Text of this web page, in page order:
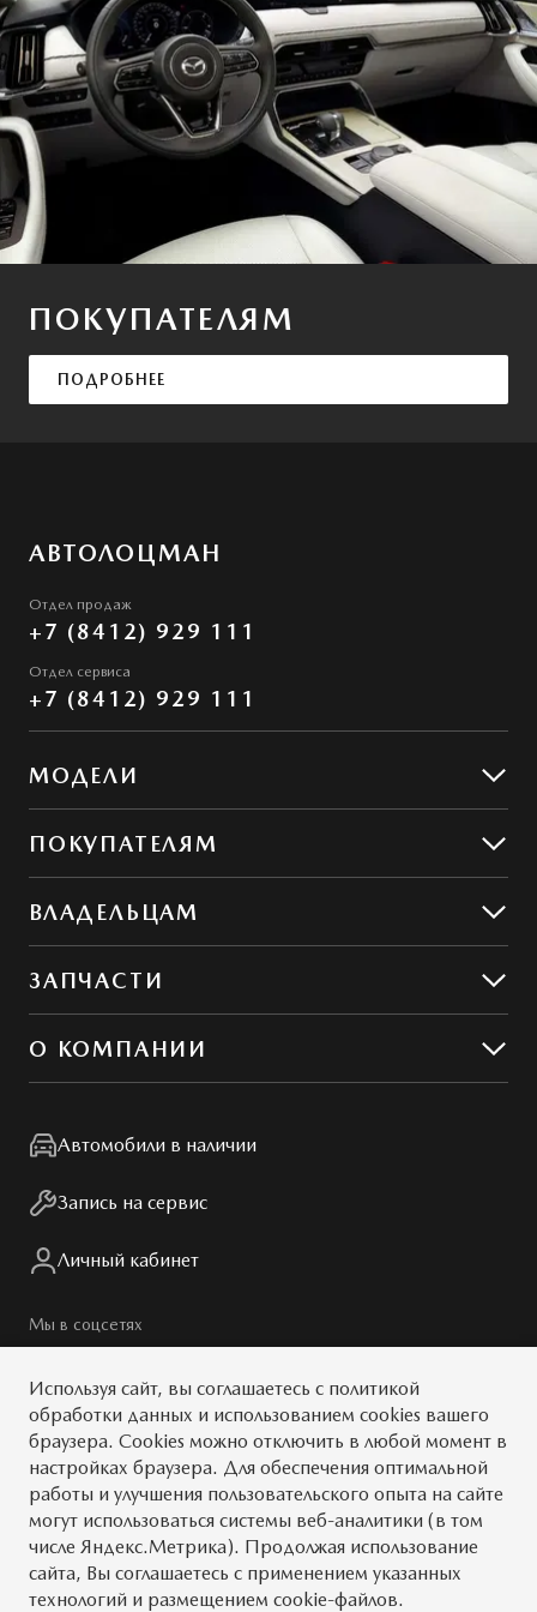
ПОКУПАТЕЛЯМ
ПОДРОБНЕЕ
АВТОЛОЦМАН
Отдел продаж
+7 (8412) 929 111
Отдел сервиса
+7 (8412) 929 111
МОДЕЛИ
Mazda CX-50
ПОКУПАТЕЛЯМ
MAZDA ГАРАНТ
ВЛАДЕЛЬЦАМ
Сервис и ремонт
Обслуживание
ЗАПЧАСТИ
MZD Oil & Parts
О КОМПАНИИ
Правовая информация
Автомобили в наличии
Запись на сервис
Личный кабинет
Мы в соцсетях
Обратная связь Тест-драйв
Карта сайта Условия
MAZDA.RU
Используя сайт, вы соглашаетесь с политикой
обработки данных и использованием cookies вашего
браузера. Cookies можно отключить в любой момент в
настройках браузера. Для обеспечения оптимальной
работы и улучшения пользовательского опыта на сайте
могут использоваться системы веб-аналитики (в том
числе Яндекс.Метрика). Продолжая использование
сайта, Вы соглашаетесь с применением указанных
технологий и размещением cookie-файлов.